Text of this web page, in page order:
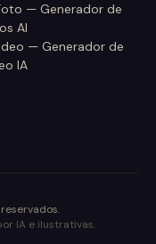
— Generador de
AI
— Generador de
IA
IA e ilustrativas.